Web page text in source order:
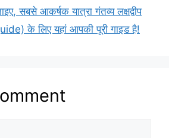
सबसे आकर्षक यात्रा गंतव्य लक्षद्वीप
के लिए यहां आपकी पूरी गाइड है!